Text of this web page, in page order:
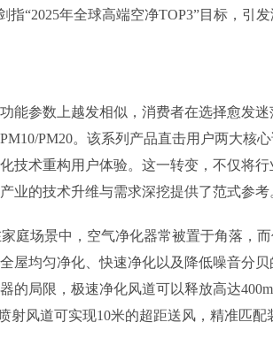
“2025年全球高端空净TOP3”目标，引
参数上越发相似，消费者在选择愈发迷
PM20。该系列产品直击用户两大核
术重构用户体验。这一转变，不仅将行
业的技术升维与需求深挖提供了范式参考
场景中，空气净化器常被置于角落，而
屋均匀净化、快速净化以及降低噪音分贝
的局限，极速净化风道可以释放高达
射风道可实现10米的超距送风，精准匹配